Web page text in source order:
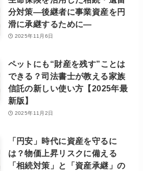
分対策―後継者に事業資産を円
滑に承継するために―
2025年11月6日
ペットにも“財産を残す”ことは
できる？司法書士が教える家族
信託の新しい使い方【2025年最
新版】
2025年11月2日
「円安」時代に資産を守るに
は？物価上昇リスクに備える
「相続対策」と「資産承継」の